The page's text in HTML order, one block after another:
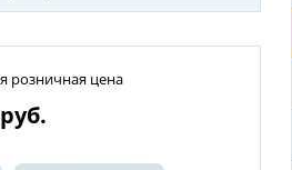
розничная цена
руб.